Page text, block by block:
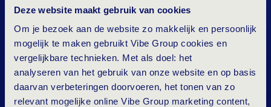
Deze website maakt gebruik van cookies
Om je bezoek aan de website zo makkelijk en persoonlijk
mogelijk te maken gebruikt Vibe Group cookies en
vergelijkbare technieken. Met als doel: het
analyseren van het gebruik van onze website en op basis
daarvan verbeteringen doorvoeren, het tonen van zo
relevant mogelijke online Vibe Group marketing content,
of groot de vraag ook is, ik kan hem te allen tijde
aan iedereenstellen. Mijnmening wordt
gewaardeerden meegenomen. Je bentabsoluut
geen nummertje. Ik denk dat best uniek
een organisatie die inmiddels in 3 landen zit, met
bijna 400 medewerkers.Ik vind het mooi dat we